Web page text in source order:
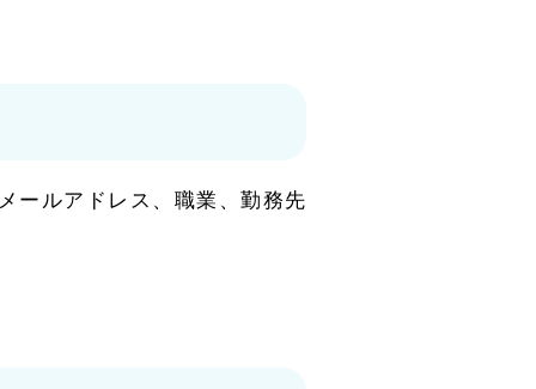
ールアドレス、職業、勤務先